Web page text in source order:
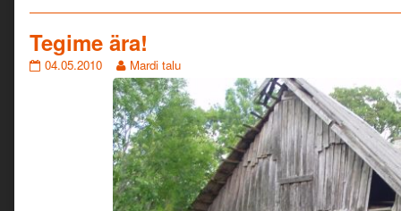
armas
tundmatu!,
Tegime ära!
Tegime
04.05.2010
Read
more
posts
by
the
author
of
Tegime
ära!,
Mardi talu